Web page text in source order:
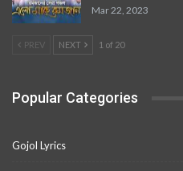
Mar 22, 2023
PREV NEXT 1 of 20
Popular Categories
Gojol Lyrics